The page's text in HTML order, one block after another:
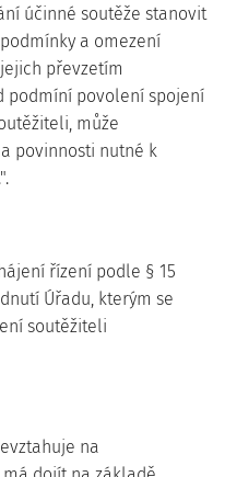
účinné soutěže stanovit
a omezení
převzetím
podmíní povolení spojení
může
povinnosti nutné k
řízení podle § 15
Úřadu, kterým se
soutěžiteli
na